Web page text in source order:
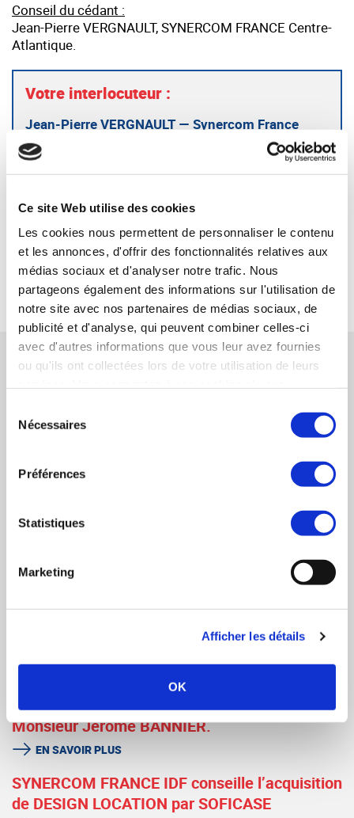
Ce site Web utilise des cookies
Les cookies nous permettent de personnaliser le contenu
et les annonces, d'offrir des fonctionnalités relatives aux
médias sociaux et d'analyser notre trafic. Nous
partageons également des informations sur l'utilisation de
notre site avec nos partenaires de médias sociaux, de
publicité et d'analyse, qui peuvent combiner celles-ci
avec d'autres informations que vous leur avez fournies
ou qu'ils ont collectées lors de votre utilisation de leurs
Nécessaires
Préférences
Statistiques
Marketing
Afficher les détails
OK
Conseil du cédant :
Jean-Pierre VERGNAULT, SYNERCOM FRANCE Centre-
Atlantique.
Votre interlocuteur :
Jean-Pierre VERGNAULT — Synercom France
Centre Atlantique
05 49 49 45 70
SYNERCOM CENTRE ATLANTIQUE
RETOUR
RÉFÉRENCES CONNEXES
SYNERCOM OUEST conseille la cession de la
société SERIG / COLIBRI 85
SYNERCOM FRANCE accompagne la société
OLIVES&CO dans l'acquisition de la société
OLIVES ARNAUD.
Synercom France Auvergne Rhône-Alpes
conseille la cession de Day On Mars
SYNERCOM FRANCE CENTRE-ATLANTIQUE
organise la cession de la société INGENIERIE
GENERALE CONSTRUCTION ETUDES à
Monsieur Jérôme BANNIER.
EN SAVOIR PLUS
SYNERCOM FRANCE IDF conseille l’acquisition
de DESIGN LOCATION par SOFICASE